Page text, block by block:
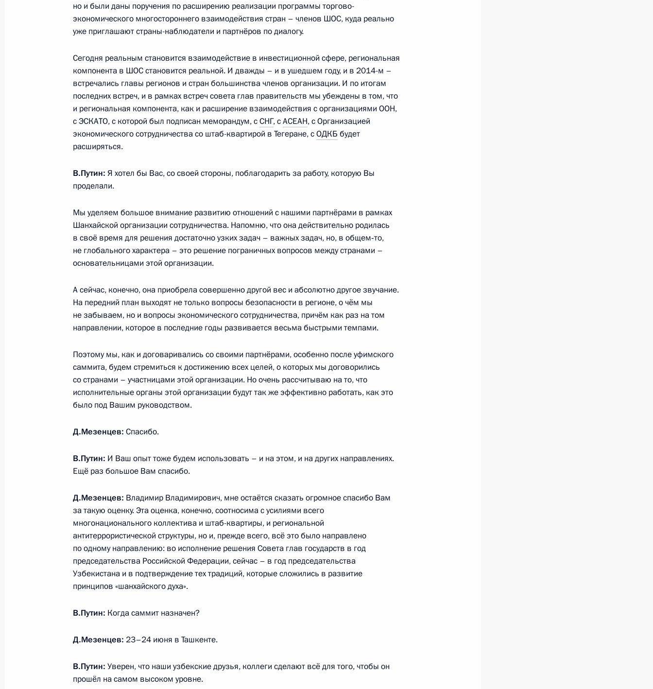
Рабочая встреча с директором ФСКН Виктором Ивановым
13 января 2016 года, 21:45 Московская область, Ново-Огарёво
Совещание с членами Правительства
13 января 2016 года, 17:45 Московская область, Ново-Огарёво
12 января 2016 года, вторник
12 января 2016 года, 13:50 Москва, аэропорт Шереметьево
Интервью немецкому изданию Bild. Часть 2
12 января 2016 года, 06:00 Сочи
Интервью немецкому изданию Bild. Часть 1
11 января 2016 года, 06:00 Сочи
8 января 2016 года, пятница
Встреча со сборной России по дзюдо
8 января 2016 года, 17:50 Сочи
Новогоднее обращение к гражданам России
30 декабря 2015 года, среда
Рабочая встреча с губернатором Белгородской области
Евгением Савченко
30 декабря 2015 года, 14:15 Москва, Кремль
Воробьёвым
но и были даны поручения по расширению реализации программы торгово-
экономического многостороннего взаимодействия стран – членов ШОС, куда реально
уже приглашают страны-наблюдатели и партнёров по диалогу.
Сегодня реальным становится взаимодействие в инвестиционной сфере, региональная
компонента в ШОС становится реальной. И дважды – и в ушедшем году, и в 2014-м –
встречались главы регионов и стран большинства членов организации. И по итогам
последних встреч, и в рамках встреч совета глав правительств мы убеждены в том, что
и региональная компонента, как и расширение взаимодействия с организациями ООН,
с ЭСКАТО, с которой был подписан меморандум, сСНГ, сАСЕАН, с Организацией
экономического сотрудничества со штаб-квартирой в Тегеране, сОДКБ будет
расширяться.
В.Путин: Я хотел бы Вас, со своей стороны, поблагодарить за работу, которую Вы
проделали.
Мы уделяем большое внимание развитию отношений с нашими партнёрами в рамках
Шанхайской организации сотрудничества. Напомню, что она действительно родилась
в своё время для решения достаточно узких задач – важных задач, но, в общем‑то,
не глобального характера – это решение пограничных вопросов между странами –
основательницами этой организации.
А сейчас, конечно, она приобрела совершенно другой вес и абсолютно другое звучание.
На передний план выходят не только вопросы безопасности в регионе, о чём мы
не забываем, но и вопросы экономического сотрудничества, причём как раз на том
направлении, которое в последние годы развивается весьма быстрыми темпами.
Поэтому мы, как и договаривались со своими партнёрами, особенно после уфимского
саммита, будем стремиться к достижению всех целей, о которых мы договорились
со странами – участницами этой организации. Но очень рассчитываю на то, что
исполнительные органы этой организации будут так же эффективно работать, как это
было под Вашим руководством.
Д.Мезенцев: Спасибо.
В.Путин: И Ваш опыт тоже будем использовать – и на этом, и на других направлениях.
Ещё раз большое Вам спасибо.
Д.Мезенцев: Владимир Владимирович, мне остаётся сказать огромное спасибо Вам
за такую оценку. Эта оценка, конечно, соотносима с усилиями всего
многонационального коллектива и штаб-квартиры, и региональной
антитеррористической структуры, но и, прежде всего, всё это было направлено
по одному направлению: во исполнение решения Совета глав государств в год
председательства Российской Федерации, сейчас – в год председательства
Узбекистана и в подтверждение тех традиций, которые сложились в развитие
принципов «шанхайского духа».
В.Путин: Когда саммит назначен?
Д.Мезенцев: 23–24 июня в Ташкенте.
В.Путин: Уверен, что наши узбекские друзья, коллеги сделают всё для того, чтобы он
прошёл на самом высоком уровне.